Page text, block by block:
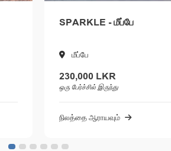
SPARKLE - மீப்பே
மீப்பே
230,000 LKR
ஒரு பேர்ச்சில் இருந்து
நிலத்தை ஆராயவும்